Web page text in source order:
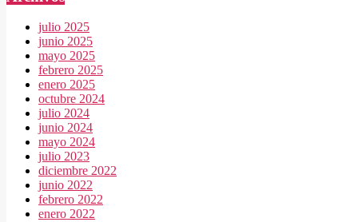
julio 2025
junio 2025
mayo 2025
febrero 2025
enero 2025
octubre 2024
julio 2024
junio 2024
mayo 2024
julio 2023
diciembre 2022
junio 2022
febrero 2022
enero 2022